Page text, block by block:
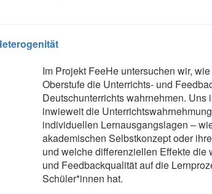
Im Projekt FeeHe untersuchen wir,
Oberstufe die Unterrichts- und
Deutschunterrichts wahrnehmen. Uns
inwieweit die
individuellen Lernausgangslagen –
akademischen Selbstkonzept oder
und welche differenziellen Effekte die
und Feedbackqualität auf die
Schüler*innen hat.